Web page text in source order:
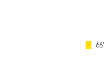
66'